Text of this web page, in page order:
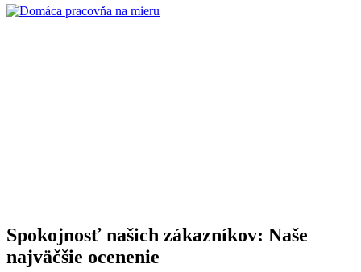
Spokojnosť našich zákazníkov: Naše
najväčšie ocenenie